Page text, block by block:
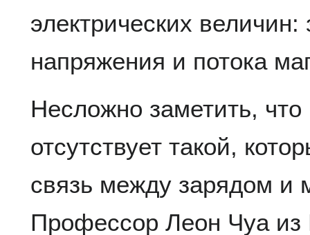
электрических
напряжения и потока
Несложно заметить,
отсутствует такой,
связь между зарядом и
Профессор Леон Чуа из